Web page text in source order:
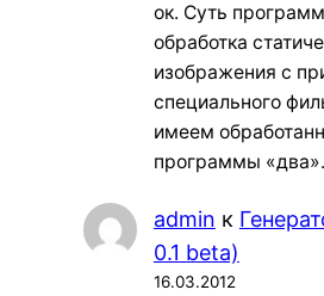
ок. Суть
обработка
изображения с
специального
имеем
программы
admin к
0.1 beta)
16.03.2012